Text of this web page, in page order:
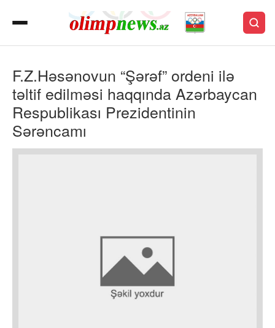
F.Z.Həsənovun “Şərəf” ordeni ilə
təltif edilməsi haqqında Azərbaycan
Respublikası Prezidentinin
Sərəncamı